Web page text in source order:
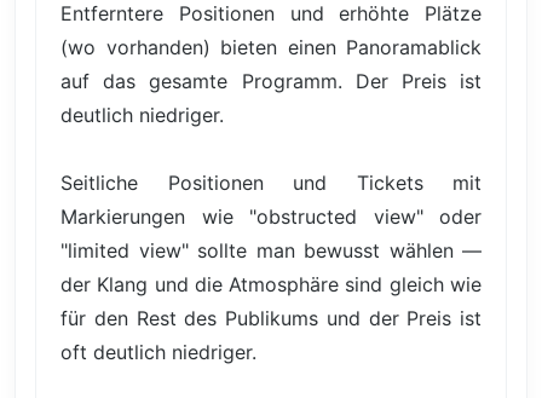
Entferntere Positionen und erhöhte Plätze
(wo vorhanden) bieten einen Panoramablick
auf das gesamte Programm. Der Preis ist
deutlich niedriger.
Seitliche Positionen und Tickets mit
Markierungen wie "obstructed view" oder
"limited view" sollte man bewusst wählen —
der Klang und die Atmosphäre sind gleich wie
für den Rest des Publikums und der Preis ist
oft deutlich niedriger.